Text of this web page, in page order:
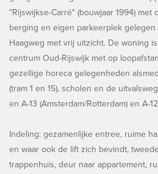
"Rijswijkse-Carré" (bouwjaar 1994)
berging en eigen parkeerplek
Haagweg met vrij uitzicht. De woning
centrum Oud-Rijswijk met op
gezellige horeca gelegenheden
(tram 1 en 15), scholen en de
en A-13 (Amsterdam/Rotterdam) en A-
Indeling: gezamenlijke entree, ruime
en waar ook de lift zich bevindt,
trappenhuis, deur naar appartement,